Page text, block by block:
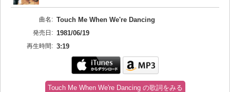
曲名: Touch Me When We're Dancing
発売日: 1981/06/19
再生時間: 3:19
Touch Me When We're Dancing の歌詞をみる